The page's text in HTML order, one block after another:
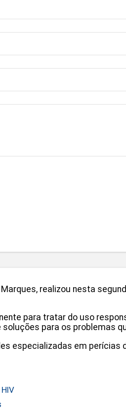
realizou nesta
para tratar do uso
para os problemas
especializadas em